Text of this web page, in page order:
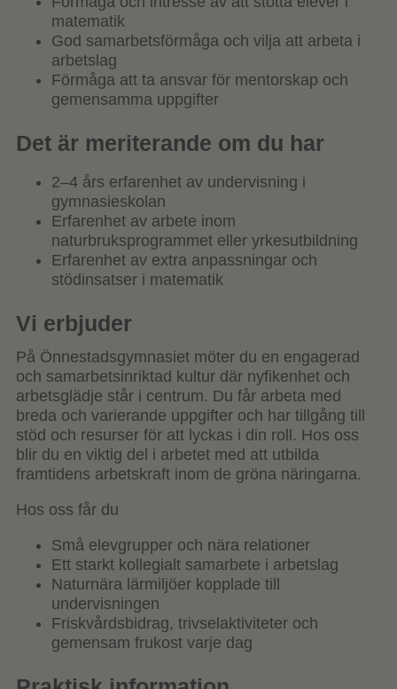
matematik
God samarbetsförmåga och vilja att arbeta i
arbetslag
Förmåga att ta ansvar för mentorskap och
gemensamma uppgifter
Det är meriterande om du har
2–4 års erfarenhet av undervisning i
gymnasieskolan
Erfarenhet av arbete inom
naturbruksprogrammet eller yrkesutbildning
Erfarenhet av extra anpassningar och
stödinsatser i matematik
Vi erbjuder
På Önnestadsgymnasiet möter du en engagerad
och samarbetsinriktad kultur där nyfikenhet och
arbetsglädje står i centrum. Du får arbeta med
breda och varierande uppgifter och har tillgång till
stöd och resurser för att lyckas i din roll. Hos oss
blir du en viktig del i arbetet med att utbilda
framtidens arbetskraft inom de gröna näringarna.
Hos oss får du
Små elevgrupper och nära relationer
Ett starkt kollegialt samarbete i arbetslag
Naturnära lärmiljöer kopplade till
undervisningen
Friskvårdsbidrag, trivselaktiviteter och
gemensam frukost varje dag